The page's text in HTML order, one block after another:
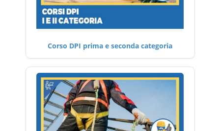
Corso DPI prima e seconda categoria